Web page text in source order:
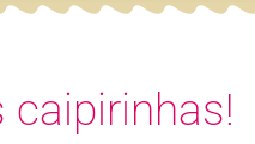
caipirinhas!